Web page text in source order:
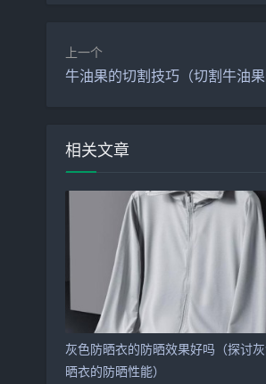
上一个
牛油果的切割技巧（切割牛油果
相关文章
灰色防晒衣的防晒效果好吗（探讨
晒衣的防晒性能）